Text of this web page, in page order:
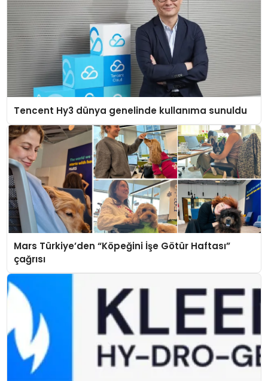
Tencent Hy3 dünya genelinde kullanıma sunuldu
Mars Türkiye’den “Köpeğini İşe Götür Haftası”
çağrısı